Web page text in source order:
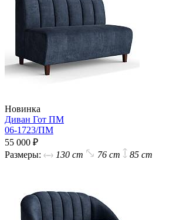
Новинка
Диван Гот ПМ
06-1723/ПМ
55 000 ₽
Размеры:
130 cm 76 cm 85 cm